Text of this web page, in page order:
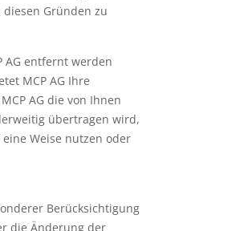
Gründen zu
AG entfernt werden
MCP AG Ihre
AG die von Ihnen
übertragen wird,
Weise nutzen oder
Berücksichtigung
die Änderung der